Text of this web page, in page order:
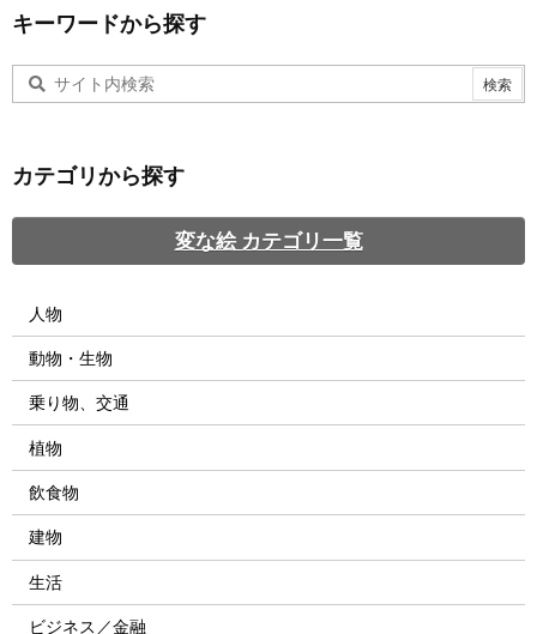
キーワードから探す
カテゴリから探す
変な絵 カテゴリ一覧
人物
動物・生物
乗り物、交通
植物
飲食物
建物
生活
ビジネス／金融